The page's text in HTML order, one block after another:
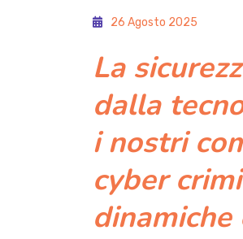
26 Agosto 2025
La
dalla
i nostri
cyber